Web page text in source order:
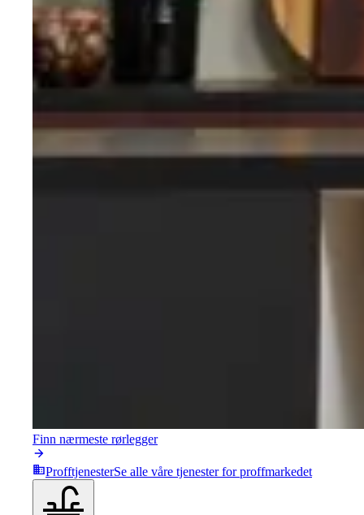
Finn nærmeste rørlegger
ProfftjenesterSe alle våre tjenester for proffmarkedet